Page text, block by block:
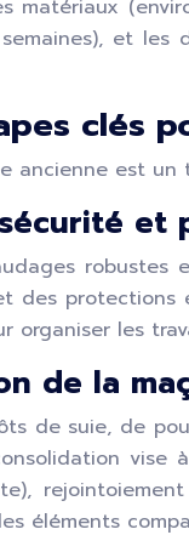
matériaux
et
clés
ancienne est
et
des
organiser les
de la
de suie, de
éléments